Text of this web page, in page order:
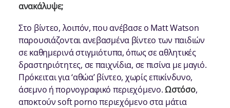
ανακάλυψε;
Στο βίντεο, λοιπόν, που ανέβασε ο Matt Watson
παρουσιάζονται ανεβασμένα βίντεο των παιδιών
σε καθημερινά στιγμιότυπα, όπως σε αθλητικές
δραστηριότητες, σε παιχνίδια, σε πισίνα με μαγιό.
Πρόκειται για ‘αθώα’ βίντεο, χωρίς επικίνδυνο,
άσεμνο ή πορνογραφικό περιεχόμενο.Ωστόσο,
αποκτούν soft porno περιεχόμενο στα μάτια